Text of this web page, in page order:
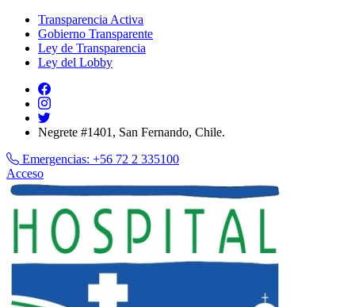
Transparencia Activa
Gobierno Transparente
Ley de Transparencia
Ley del Lobby
Negrete #1401, San Fernando, Chile.
Emergencias: +56 72 2 335100
Acceso